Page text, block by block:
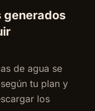
generados
de agua se
tu plan y
los